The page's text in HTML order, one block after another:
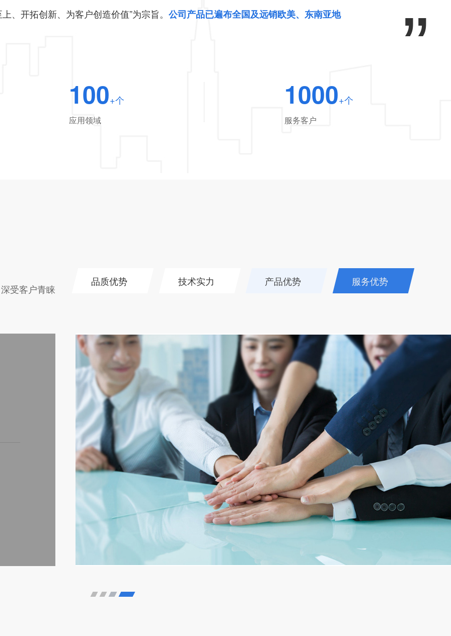
”
、开拓创新、为客户创造价值”为宗旨。 公司产品已遍布全国及远销欧美、东南亚地
100+个
应用领域
1000+个
服务客户
受客户青睐
品质优势 技术实力 产品优势 服务优势
售后无忧
全程守护
24小时响应机制：
专业工程师团队提供远程指导
或上门服务
终身维护：
设备终身技术支持
定期回访保养
让客户省心、放心